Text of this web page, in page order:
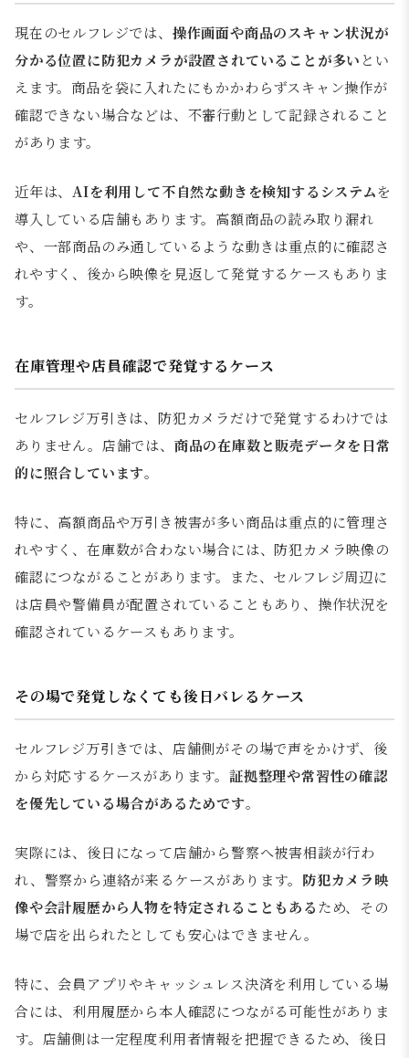
現在のセルフレジでは、 操作画面や商品のスキャン状況が
分かる位置に防犯カメラが設置されていることが多い とい
えます。商品を袋に入れたにもかかわらずスキャン操作が
確認できない場合などは、不審行動として記録されること
があります。
近年は、 AIを利用して不自然な動きを検知するシステムを
導入している店舗もあります。高額商品の読み取り漏れ
や、一部商品のみ通しているような動きは重点的に確認さ
れやすく、後から映像を見返して発覚するケースもありま
す。
在庫管理や店員確認で発覚するケース
セルフレジ万引きは、防犯カメラだけで発覚するわけでは
ありません。店舗では、 商品の在庫数と販売データを日常
的に照合しています。
特に、高額商品や万引き被害が多い商品は重点的に管理さ
れやすく、在庫数が合わない場合には、防犯カメラ映像の
確認につながることがあります。また、セルフレジ周辺に
は店員や警備員が配置されていることもあり、操作状況を
確認されているケースもあります。
その場で発覚しなくても後日バレるケース
セルフレジ万引きでは、店舗側がその場で声をかけず、後
から対応するケースがあります。 証拠整理や常習性の確認
を優先している場合があるためです。
実際には、後日になって店舗から警察へ被害相談が行わ
れ、警察から連絡が来るケースがあります。 防犯カメラ映
像や会計履歴から人物を特定されることもあるため、その
場で店を出られたとしても安心はできません。
特に、会員アプリやキャッシュレス決済を利用している場
合には、利用履歴から本人確認につながる可能性がありま
す。店舗側は一定程度利用者情報を把握できるため、後日